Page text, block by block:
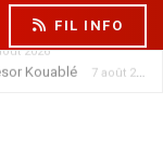
FIL INFO
Kouablé